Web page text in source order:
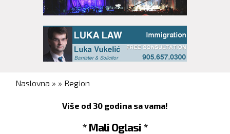
You are here
Naslovna » » Region
Više od 30 godina sa vama!
* Mali Oglasi *